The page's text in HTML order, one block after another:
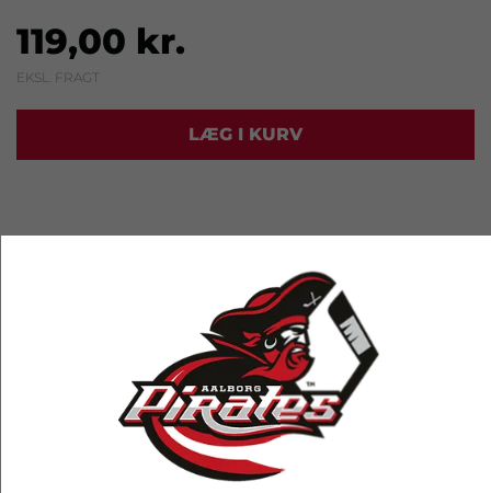
119,00 kr.
EKSL. FRAGT
LÆG I KURV
RELATEREDE PRODUKTER